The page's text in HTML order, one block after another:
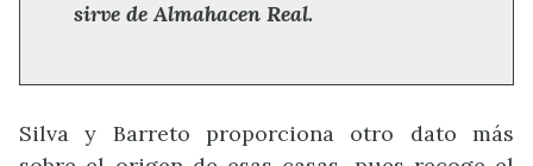
sirve de Almahacen Real.
Silva y Barreto proporciona otro dato más